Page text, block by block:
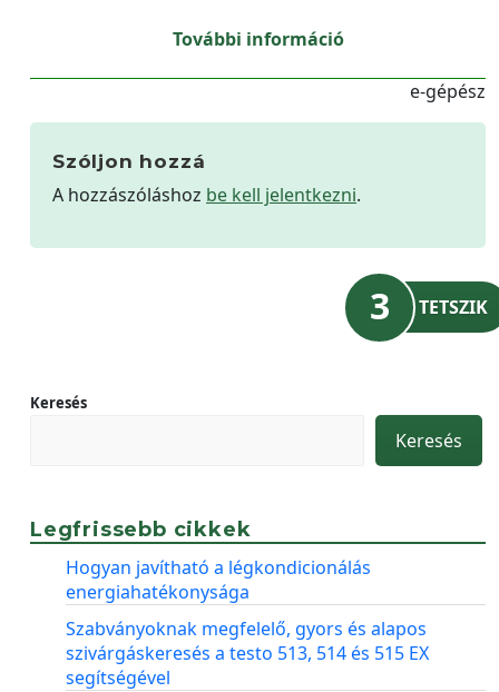
További információ
e-gépész
Szóljon hozzá
A hozzászóláshoz be kell jelentkezni.
3 TETSZIK
Keresés
Keresés
Legfrissebb cikkek
Hogyan javítható a légkondicionálás
energiahatékonysága
Szabványoknak megfelelő, gyors és alapos
szivárgáskeresés a testo 513, 514 és 515 EX
segítségével